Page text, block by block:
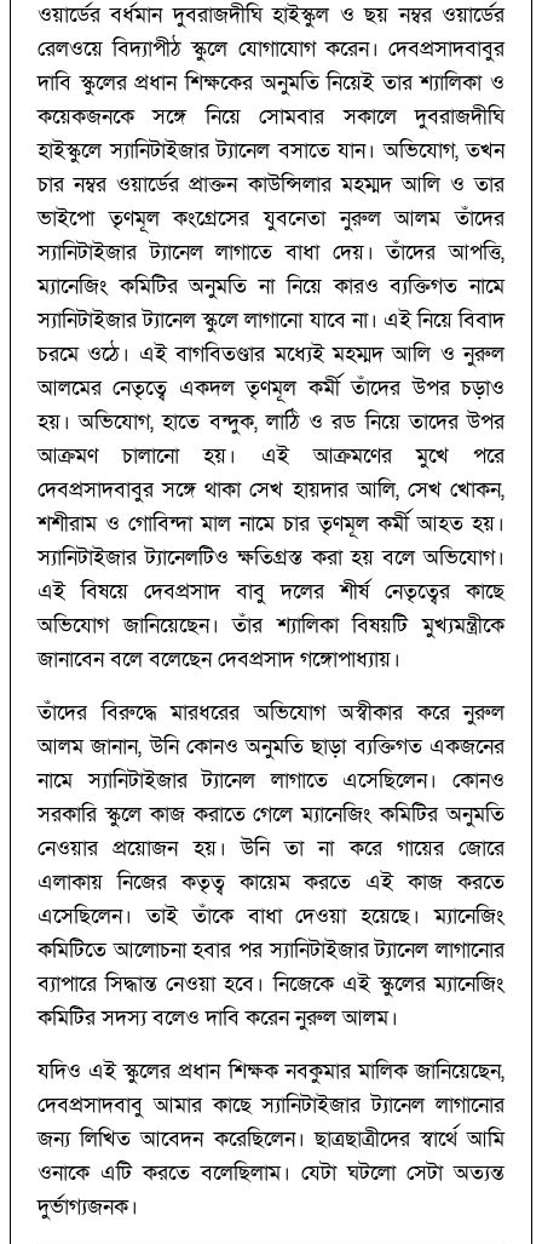
ওয়ার্ডের বর্ধমান দুবরাজদীঘি হাইস্কুল ও ছয় নম্বর ওয়ার্ডের
রেলওয়ে বিদ্যাপীঠ স্কুলে যোগাযোগ করেন। দেবপ্রসাদবাবুর
দাবি স্কুলের প্রধান শিক্ষকের অনুমতি নিয়েই তার শ্যালিকা ও
কয়েকজনকে সঙ্গে নিয়ে সোমবার সকালে দুবরাজদীঘি
হাইস্কুলে স্যানিটাইজার ট্যানেল বসাতে যান। অভিযোগ, তখন
চার নম্বর ওয়ার্ডের প্রাক্তন কাউন্সিলার মহম্মদ আলি ও তার
ভাইপো তৃণমূল কংগ্রেসের যুবনেতা নুরুল আলম তাঁদের
স্যানিটাইজার ট্যানেল লাগাতে বাধা দেয়। তাঁদের আপত্তি,
ম্যানেজিং কমিটির অনুমতি না নিয়ে কারও ব্যক্তিগত নামে
স্যানিটাইজার ট্যানেল স্কুলে লাগানো যাবে না। এই নিয়ে বিবাদ
চরমে ওঠে। এই বাগবিতণ্ডার মধ্যেই মহম্মদ আলি ও নুরুল
আলমের নেতৃত্বে একদল তৃণমূল কর্মী তাঁদের উপর চড়াও
হয়। অভিযোগ, হাতে বন্দুক, লাঠি ও রড নিয়ে তাদের উপর
আক্রমণ চালানো হয়। এই আক্রমণের মুখে পরে
দেবপ্রসাদবাবুর সঙ্গে থাকা সেখ হায়দার আলি, সেখ খোকন,
শশীরাম ও গোবিন্দা মাল নামে চার তৃণমূল কর্মী আহত হয়।
স্যানিটাইজার ট্যানেলটিও ক্ষতিগ্রস্ত করা হয় বলে অভিযোগ।
এই বিষয়ে দেবপ্রসাদ বাবু দলের শীর্ষ নেতৃত্বের কাছে
অভিযোগ জানিয়েছেন। তাঁর শ্যালিকা বিষয়টি মুখ্যমন্ত্রীকে
জানাবেন বলে বলেছেন দেবপ্রসাদ গঙ্গোপাধ্যায়।
তাঁদের বিরুদ্ধে মারধরের অভিযোগ অস্বীকার করে নুরুল
আলম জানান, উনি কোনও অনুমতি ছাড়া ব্যক্তিগত একজনের
নামে স্যানিটাইজার ট্যানেল লাগাতে এসেছিলেন। কোনও
সরকারি স্কুলে কাজ করাতে গেলে ম্যানেজিং কমিটির অনুমতি
নেওয়ার প্রয়োজন হয়। উনি তা না করে গায়ের জোরে
এলাকায় নিজের কতৃত্ব কায়েম করতে এই কাজ করতে
এসেছিলেন। তাই তাঁকে বাধা দেওয়া হয়েছে। ম্যানেজিং
কমিটিতে আলোচনা হবার পর স্যানিটাইজার ট্যানেল লাগানোর
ব্যাপারে সিদ্ধান্ত নেওয়া হবে। নিজেকে এই স্কুলের ম্যানেজিং
কমিটির সদস্য বলেও দাবি করেন নুরুল আলম।
যদিও এই স্কুলের প্রধান শিক্ষক নবকুমার মালিক জানিয়েছেন,
দেবপ্রসাদবাবু আমার কাছে স্যানিটাইজার ট্যানেল লাগানোর
জন্য লিখিত আবেদন করেছিলেন। ছাত্রছাত্রীদের স্বার্থে আমি
ওনাকে এটি করতে বলেছিলাম। যেটা ঘটলো সেটা অত্যন্ত
দুর্ভাগ্যজনক।